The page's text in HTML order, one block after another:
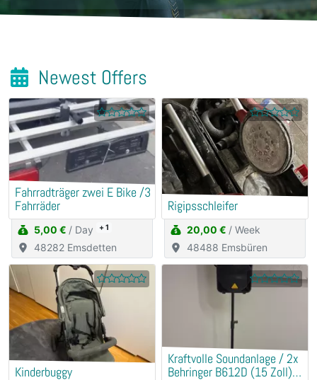
Newest Offers
Fahrradträger zwei E Bike /3
Fahrräder
5,00 € / Day + 1
48282 Emsdetten
Rigipsschleifer
20,00 € / Week
48488 Emsbüren
Kinderbuggy
Kraftvolle Soundanlage / 2x
Behringer B612D (15 Zoll) +